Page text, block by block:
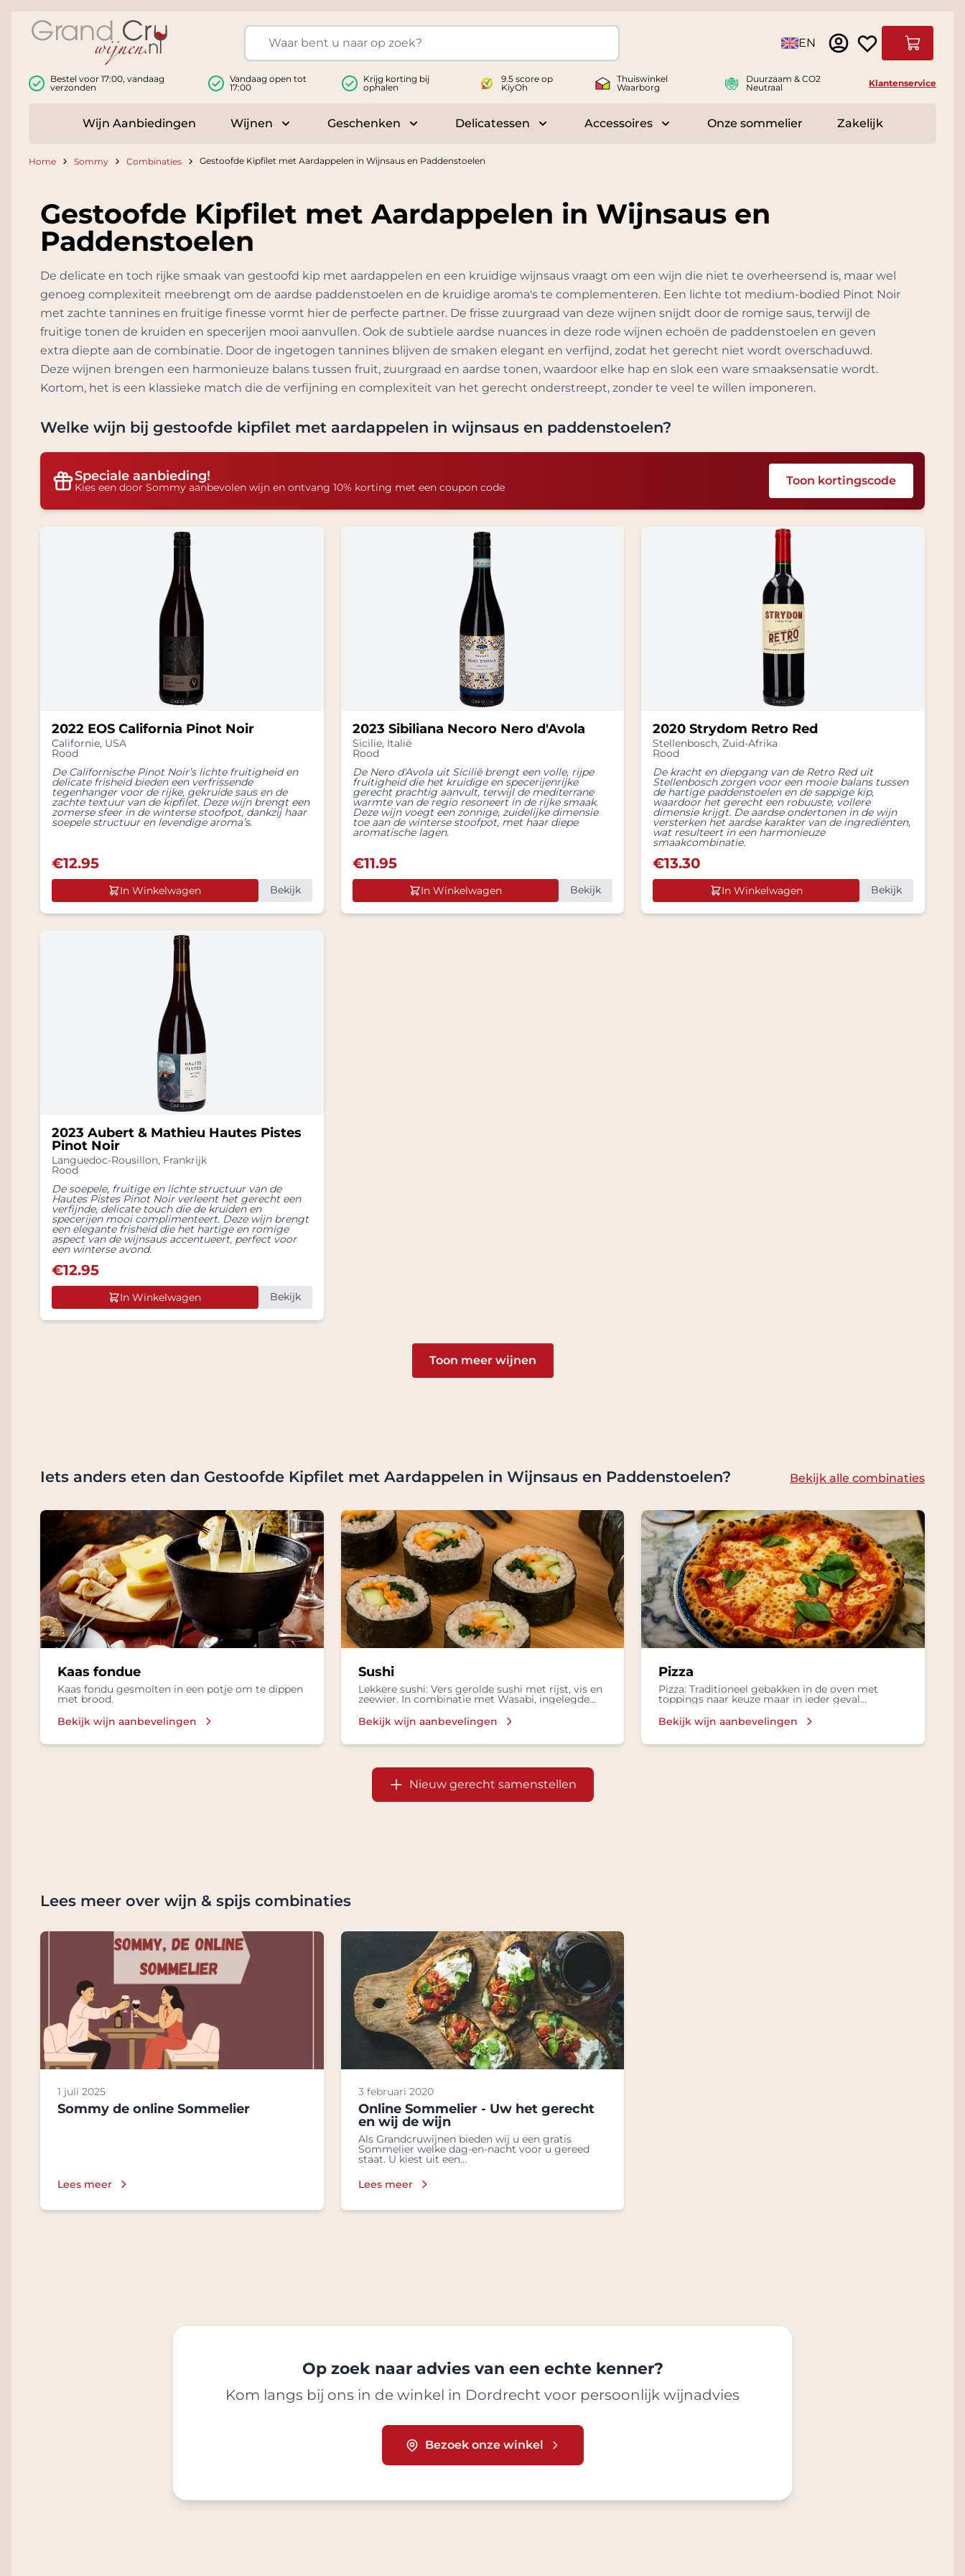
Taal EN
Bestel voor 17:00, vandaag
verzonden
Vandaag open tot
17:00
Krijg korting bij
ophalen
9.5 score op
KiyOh
Thuiswinkel
Waarborg
Duurzaam & CO2
Neutraal
Klantenservice
Wijn Aanbiedingen Wijnen
Toggle submenu for Wijnen
Geschenken
Toggle submenu for Geschenken
Delicatessen
Toggle submenu for Delicatessen
Accessoires
Toggle submenu for Accessoires
Onze sommelier Zakelijk
Home Sommy Combinaties Gestoofde Kipfilet met Aardappelen in Wijnsaus en Paddenstoelen
Gestoofde Kipfilet met Aardappelen in Wijnsaus en
Paddenstoelen
De delicate en toch rijke smaak van gestoofd kip met aardappelen en een kruidige wijnsaus vraagt om een wijn die niet te overheersend is, maar wel
genoeg complexiteit meebrengt om de aardse paddenstoelen en de kruidige aroma's te complementeren. Een lichte tot medium-bodied Pinot Noir
met zachte tannines en fruitige finesse vormt hier de perfecte partner. De frisse zuurgraad van deze wijnen snijdt door de romige saus, terwijl de
fruitige tonen de kruiden en specerijen mooi aanvullen. Ook de subtiele aardse nuances in deze rode wijnen echoën de paddenstoelen en geven
extra diepte aan de combinatie. Door de ingetogen tannines blijven de smaken elegant en verfijnd, zodat het gerecht niet wordt overschaduwd.
Deze wijnen brengen een harmonieuze balans tussen fruit, zuurgraad en aardse tonen, waardoor elke hap en slok een ware smaaksensatie wordt.
Kortom, het is een klassieke match die de verfijning en complexiteit van het gerecht onderstreept, zonder te veel te willen imponeren.
Welke wijn bij gestoofde kipfilet met aardappelen in wijnsaus en paddenstoelen?
Speciale aanbieding!
Kies een door Sommy aanbevolen wijn en ontvang 10% korting met een coupon code Toon kortingscode
2022 EOS California Pinot Noir
Californie, USA
Rood
De Californische Pinot Noir’s lichte fruitigheid en
delicate frisheid bieden een verfrissende
tegenhanger voor de rijke, gekruide saus en de
zachte textuur van de kipfilet. Deze wijn brengt een
zomerse sfeer in de winterse stoofpot, dankzij haar
soepele structuur en levendige aroma’s.
€12.95
In Winkelwagen Bekijk
2023 Sibiliana Necoro Nero d'Avola
Sicilie, Italië
Rood
De Nero d'Avola uit Sicilië brengt een volle, rijpe
fruitigheid die het kruidige en specerijenrijke
gerecht prachtig aanvult, terwijl de mediterrane
warmte van de regio resoneert in de rijke smaak.
Deze wijn voegt een zonnige, zuidelijke dimensie
toe aan de winterse stoofpot, met haar diepe
aromatische lagen.
€11.95
In Winkelwagen Bekijk
2020 Strydom Retro Red
Stellenbosch,Zuid-Afrika
Rood
De kracht en diepgang van de Retro Red uit
Stellenbosch zorgen voor een mooie balans tussen
de hartige paddenstoelen en de sappige kip,
waardoor het gerecht een robuuste, vollere
dimensie krijgt. De aardse ondertonen in de wijn
versterken het aardse karakter van de ingrediënten,
wat resulteert in een harmonieuze
smaakcombinatie.
€13.30
In Winkelwagen Bekijk
2023 Aubert & Mathieu Hautes Pistes
Pinot Noir
Languedoc-Rousillon, Frankrijk
Rood
De soepele, fruitige en lichte structuur van de
Hautes Pistes Pinot Noir verleent het gerecht een
verfijnde, delicate touch die de kruiden en
specerijen mooi complimenteert. Deze wijn brengt
een elegante frisheid die het hartige en romige
aspect van de wijnsaus accentueert, perfect voor
een winterse avond.
€12.95
In Winkelwagen Bekijk
Toon meer wijnen
Iets anders eten dan Gestoofde Kipfilet met Aardappelen in Wijnsaus en Paddenstoelen? Bekijk alle combinaties
Kaas fondue
Kaas fondu gesmolten in een potje om te dippen
met brood.
Bekijk wijn aanbevelingen
Sushi
Lekkere sushi: Vers gerolde sushi met rijst, vis en
zeewier. In combinatie met Wasabi, ingelegde
Bekijk wijn aanbevelingen
Pizza
Pizza: Traditioneel gebakken in de oven met
toppings naar keuze maar in ieder geval
Bekijk wijn aanbevelingen
Nieuw gerecht samenstellen
Lees meer over wijn & spijs combinaties
1 juli 2025
Sommy de online Sommelier
Lees meer
3 februari 2020
Online Sommelier - Uw het gerecht
en wij de wijn
Als Grandcruwijnen bieden wij u een gratis
Sommelier welke dag-en-nacht voor u gereed
staat. U kiest uit een...
Lees meer
Op zoek naar advies van een echte kenner?
Kom langs bij ons in de winkel in Dordrecht voor persoonlijk wijnadvies
Bezoek onze winkel